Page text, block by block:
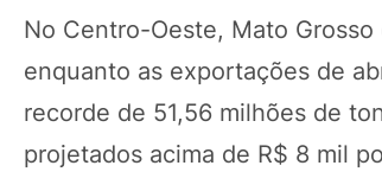
No Centro-Oeste, Mato
enquanto as exportações de
recorde de 51,56 milhões de
projetados acima de R$ 8 mil